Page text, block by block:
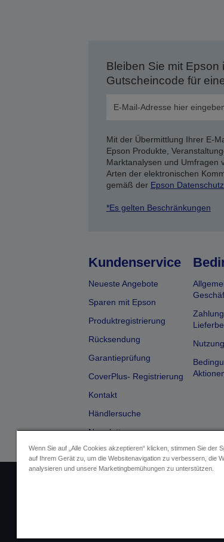
Bleiben Sie mit
Gutscheincode für
Mit der Übermittlung Ihrer E-
Epson Produkte,
Marktanalysen und Umfragen
Arten der elektronischen
gemäß der Epson
*Es gelten Beschränkungen
Kundenservice
Neueste Angebote
Sparen mit Epson
Produktregistrierung
Rücksendung
Garantieprüfung
CoverPlus- Registrierung
Kontakt
Händlersuche
Newsletter
Wenn Sie auf „Alle Cookies akzeptieren“ klicken, stimmen Sie der
auf Ihrem Gerät zu, um die Websitenavigation zu verbessern, die
analysieren und unsere Marketingbemühungen zu unterstützen.